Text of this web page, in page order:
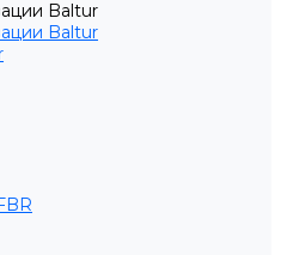
Baltur
Baltur